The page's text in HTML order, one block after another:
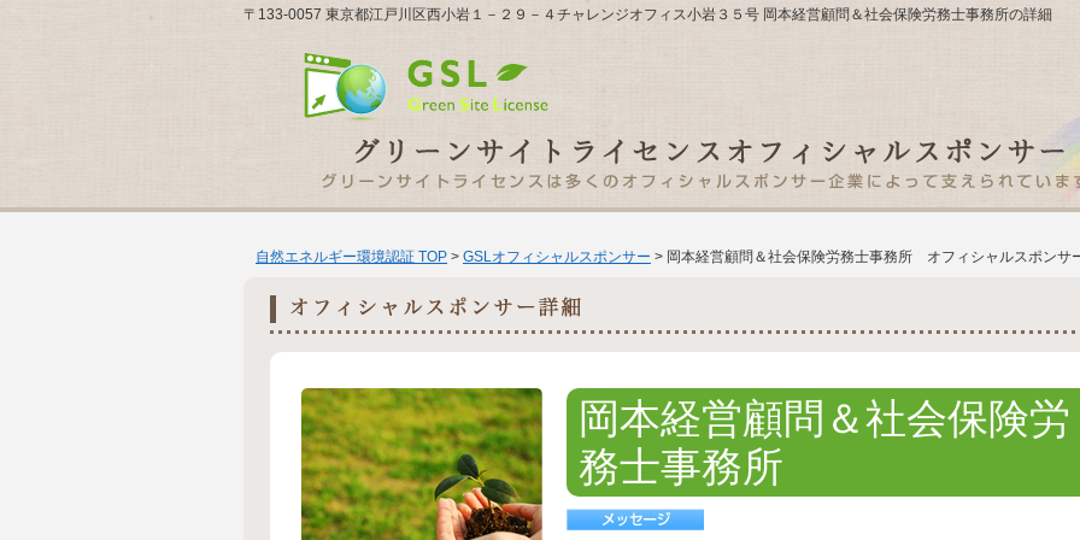
〒133-0057 東京都江戸川区西小岩１－２９－４チャレンジオフィス小岩３５号 岡本経営顧問＆社会保険労務士事務所の詳細
自然エネルギー環境認証 TOP > GSLオフィシャルスポンサー > 岡本経営顧問＆社会保険労務士事務所 オフィシャルスポンサ
岡本経営顧問＆社会保険労
務士事務所